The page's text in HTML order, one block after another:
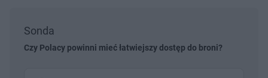
Sonda
Czy Polacy powinni mieć łatwiejszy dostęp do broni?